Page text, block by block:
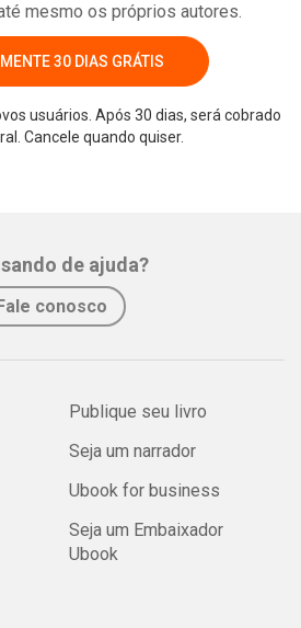
mesmo os próprios autores.
30 DIAS GRÁTIS
usuários. Após 30 dias, será cobrado
Cancele quando quiser.
de ajuda?
Fale conosco
Publique seu livro
Seja um narrador
Ubook for business
Seja um Embaixador
Ubook